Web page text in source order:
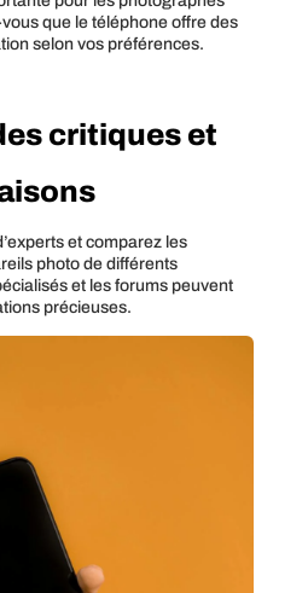
que le téléphone offre des
selon vos préférences.
critiques et
et comparez les
photo de différents
et les forums peuvent
précieuses.